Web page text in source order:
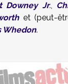
Downey Jr.,
et (peut-
Whedon.